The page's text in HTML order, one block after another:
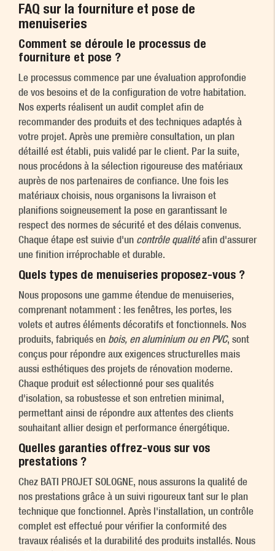
FAQ sur la fourniture et pose de
menuiseries
Comment se déroule le processus de
fourniture et pose ?
Le processus commence par une évaluation approfondie
de vos besoins et de la configuration de votre habitation.
Nos experts réalisent un audit complet afin de
recommander des produits et des techniques adaptés à
votre projet. Après une première consultation, un plan
détaillé est établi, puis validé par le client. Par la suite,
nous procédons à la sélection rigoureuse des matériaux
auprès de nos partenaires de confiance. Une fois les
matériaux choisis, nous organisons la livraison et
planifions soigneusement la pose en garantissant le
respect des normes de sécurité et des délais convenus.
Chaque étape est suivie d'un contrôle qualitéafin d'assurer
une finition irréprochable et durable.
Quels types de menuiseries proposez-vous ?
Nous proposons une gamme étendue de menuiseries,
comprenant notamment : les fenêtres, les portes, les
volets et autres éléments décoratifs et fonctionnels. Nos
produits, fabriqués en bois, en aluminium ou en PVC, sont
conçus pour répondre aux exigences structurelles mais
aussi esthétiques des projets de rénovation moderne.
Chaque produit est sélectionné pour ses qualités
d'isolation, sa robustesse et son entretien minimal,
permettant ainsi de répondre aux attentes des clients
souhaitant allier design et performance énergétique.
Quelles garanties offrez-vous sur vos
prestations ?
Chez BATI PROJET SOLOGNE, nous assurons la qualité de
nos prestations grâce à un suivi rigoureux tant sur le plan
technique que fonctionnel. Après l'installation, un contrôle
complet est effectué pour vérifier la conformité des
travaux réalisés et la durabilité des produits installés. Nous